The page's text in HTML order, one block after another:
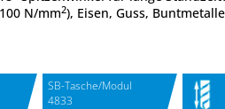
N/mm2), Eisen, Guss,
SB-Tasche/Modul
4833